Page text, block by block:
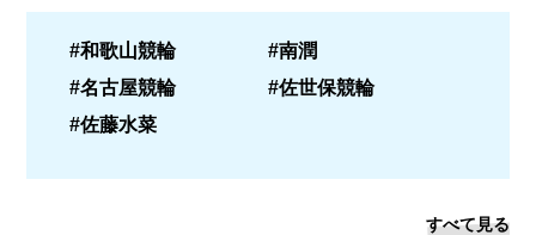
#和歌山競輪
#南潤
#名古屋競輪
#佐世保競輪
#佐藤水菜
すべて見る